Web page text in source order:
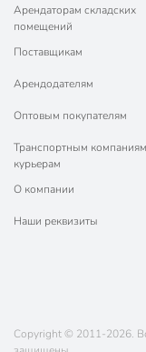
Арендаторам складских
помещений
Поставщикам
Арендодателям
Оптовым покупателям
Транспортным
курьерам
О компании
Наши реквизиты
Copyright © 2011-2026.